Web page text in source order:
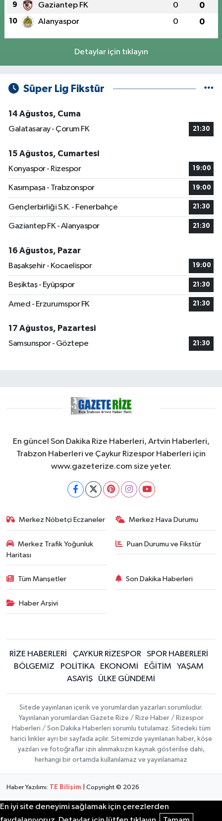
9 Gaziantep FK 0 0
10 Alanyaspor 0 0
Detaylar için tıklayın
Süper Lig Fikstür
14 Ağustos, Cuma
Galatasaray - Çorum FK
21:30
15 Ağustos, Cumartesi
Konyaspor - Rizespor
19:00
Kasımpaşa - Trabzonspor 19:00
Gençlerbirliği S.K. - Fenerbahçe 21:30
Gaziantep FK - Alanyaspor 21:30
16 Ağustos, Pazar
Başakşehir - Kocaelispor
19:00
Beşiktaş - Eyüpspor 21:30
Amed - Erzurumspor FK 21:30
17 Ağustos, Pazartesi
Samsunspor - Göztepe
21:30
En güncel Son Dakika Rize Haberleri, Artvin Haberleri,
Trabzon Haberleri ve Çaykur Rizespor Haberleri için
www.gazeterize.com size yeter.
Merkez Nöbetçi Eczaneler Merkez Hava Durumu
Merkez Trafik Yoğunluk
Haritası
Puan Durumu ve Fikstür
Tüm Manşetler Son Dakika Haberleri
Haber Arşivi
RİZE HABERLERİ ÇAYKUR RİZESPOR
SPOR HABERLERİ
BÖLGEMİZ
POLİTİKA EKONOMİ EĞİTİM
YAŞAM
ASAYİŞ
ÜLKE GÜNDEMİ
Sitede yayınlanan içerik ve yorumlardan yazarları sorumludur.
Yayınlanan yorumlardan Gazete Rize / Rize Haber / Rizespor
Haberleri / Son Dakika Haberleri sorumlu tutulamaz. Sitedeki tüm
harici linkler ayrı bir sayfada açılır. Sitemizde yayınlanan haber, köşe
yazıları ve fotoğraflar izin alınmaksızın kaynak gösterilse dahi,
herhangi bir ortamda kullanılamaz ve yayınlanamaz
Haber Yazılımı: TE Bilişim | Copyright © 2026
En iyi site deneyimi sağlamak için çerezlerden